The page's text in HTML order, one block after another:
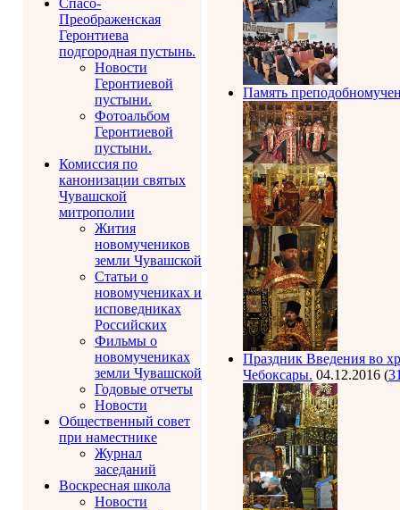
Спасо-
Преображенская
Геронтиева
подгородная пустынь.
Новости
Геронтиевой
пустыни.
Фотоальбом
Геронтиевой
пустыни.
Комиссия по
канонизации святых
Чувашской
митрополии
Жития
новомучеников
земли Чувашской
Статьи о
новомучениках и
исповедниках
Российских
Фильмы о
новомучениках
земли Чувашской
Годовые отчеты
Новости
Общественный совет
при наместнике
Журнал
заседаний
Воскресная школа
Новости
Память
Праздник Введения во
Чебоксары. 04.12.2016 (